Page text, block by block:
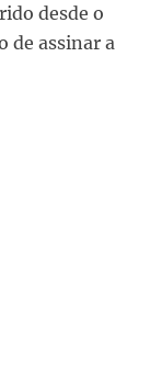
desde o
de assinar a